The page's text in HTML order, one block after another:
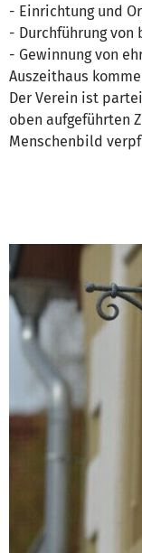
- Einrichtung und
- Durchführung
- Gewinnung von
Auszeithaus
Der Verein ist
oben aufgeführten
Menschenbild